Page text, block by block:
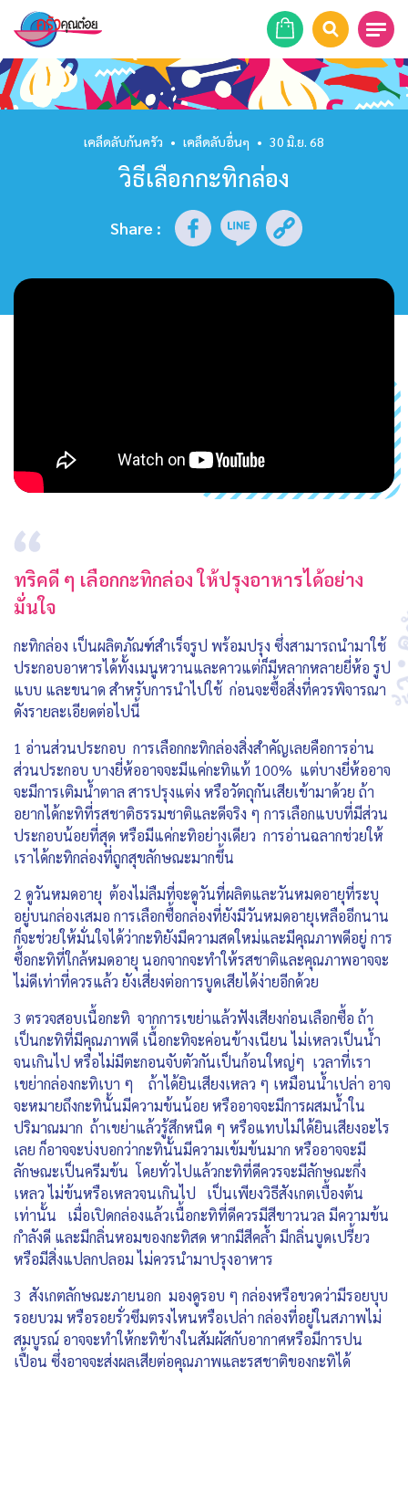
หน้าแรก
สูตรอาหาร
รายการย้อนหลัง
เคล็ดลับก้นครัว • เคล็ดลับอื่นๆ • 30 มิ.ย. 68
วิธีเลือกกะทิกล่อง
Share :
ทริคดี ๆ เลือกกะทิกล่อง ให้ปรุงอาหารได้อย่าง
มั่นใจ
กะทิกล่อง เป็นผลิตภัณฑ์สำเร็จรูป พร้อมปรุง ซึ่งสามารถนำมาใช้
ประกอบอาหารได้ทั้งเมนูหวานและคาวแต่ก็มีหลากหลายยี่ห้อ รูป
แบบ และขนาด สำหรับการนำไปใช้ ก่อนจะซื้อสิ่งที่ควรพิจารณา
ดังรายละเอียดต่อไปนี้
1 อ่านส่วนประกอบ การเลือกกะทิกล่องสิ่งสำคัญเลยคือการอ่าน
ส่วนประกอบ บางยี่ห้ออาจจะมีแค่กะทิแท้ 100% แต่บางยี่ห้ออาจ
จะมีการเติมน้ำตาล สารปรุงแต่ง หรือวัตถุกันเสียเข้ามาด้วย ถ้า
อยากได้กะทิที่รสชาติธรรมชาติและดีจริง ๆ การเลือกแบบที่มีส่วน
ประกอบน้อยที่สุด หรือมีแค่กะทิอย่างเดียว การอ่านฉลากช่วยให้
เราได้กะทิกล่องที่ถูกสุขลักษณะมากขึ้น
2 ดูวันหมดอายุ ต้องไม่ลืมที่จะดูวันที่ผลิตและวันหมดอายุที่ระบุ
อยู่บนกล่องเสมอ การเลือกซื้อกล่องที่ยังมีวันหมดอายุเหลืออีกนาน
ก็จะช่วยให้มั่นใจได้ว่ากะทิยังมีความสดใหม่และมีคุณภาพดีอยู่ การ
ซื้อกะทิที่ใกล้หมดอายุ นอกจากจะทำให้รสชาติและคุณภาพอาจจะ
ไม่ดีเท่าที่ควรแล้ว ยังเสี่ยงต่อการบูดเสียได้ง่ายอีกด้วย
3 ตรวจสอบเนื้อกะทิ จากการเขย่าแล้วฟังเสียงก่อนเลือกซื้อ ถ้า
เป็นกะทิที่มีคุณภาพดี เนื้อกะทิจะค่อนข้างเนียน ไม่เหลวเป็นน้ำ
จนเกินไป หรือไม่มีตะกอนจับตัวกันเป็นก้อนใหญ่ๆ เวลาที่เรา
เขย่ากล่องกะทิเบา ๆ ถ้าได้ยินเสียงเหลว ๆ เหมือนน้ำเปล่า อาจ
จะหมายถึงกะทินั้นมีความข้นน้อย หรืออาจจะมีการผสมน้ำใน
ปริมาณมาก ถ้าเขย่าแล้วรู้สึกหนืด ๆ หรือแทบไม่ได้ยินเสียงอะไร
เลย ก็อาจจะบ่งบอกว่ากะทินั้นมีความเข้มข้นมาก หรืออาจจะมี
ลักษณะเป็นครีมข้น โดยทั่วไปแล้วกะทิที่ดีควรจะมีลักษณะกึ่ง
เหลว ไม่ข้นหรือเหลวจนเกินไป เป็นเพียงวิธีสังเกตเบื้องต้น
เท่านั้น เมื่อเปิดกล่องแล้วเนื้อกะทิที่ดีควรมีสีขาวนวล มีความข้น
กำลังดี และมีกลิ่นหอมของกะทิสด หากมีสีคล้ำ มีกลิ่นบูดเปรี้ยว
หรือมีสิ่งแปลกปลอม ไม่ควรนำมาปรุงอาหาร
3 สังเกตลักษณะภายนอก มองดูรอบ ๆ กล่องหรือขวดว่ามีรอยบุบ
รอยบวม หรือรอยรั่วซึมตรงไหนหรือเปล่า กล่องที่อยู่ในสภาพไม่
สมบูรณ์ อาจจะทำให้กะทิข้างในสัมผัสกับอากาศหรือมีการปน
เปื้อน ซึ่งอาจจะส่งผลเสียต่อคุณภาพและรสชาติของกะทิได้